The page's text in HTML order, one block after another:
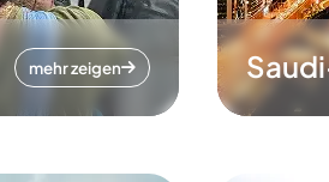
mehr zeigen